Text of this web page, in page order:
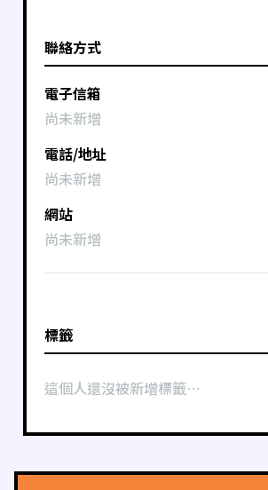
聯絡方式
電子信箱
尚未新增
電話/地址
尚未新增
網站
尚未新增
標籤
這個人還沒被新增標籤⋯